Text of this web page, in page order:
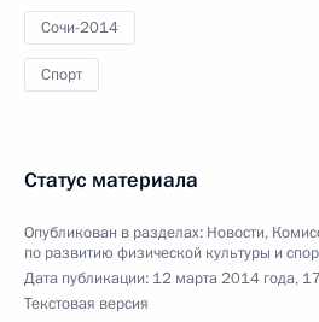
Сочи-2014
Спорт
Статус материала
Опубликован в разделах: Новости,
по развитию физической культуры и
Дата публикации: 12 марта 2014 года,
Текстовая версия